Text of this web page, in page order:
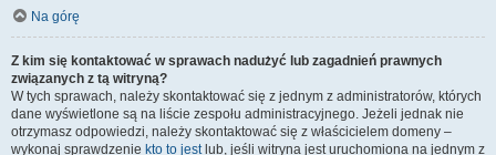
Na górę
Z kim się kontaktować w sprawach nadużyć lub zagadnień prawnych
związanych z tą witryną?
W tych sprawach, należy skontaktować się z jednym z administratorów, których
dane wyświetlone są na liście zespołu administracyjnego. Jeżeli jednak nie
otrzymasz odpowiedzi, należy skontaktować się z właścicielem domeny –
wykonaj sprawdzenie kto to jestlub, jeśli witryna jest uruchomiona na jednym z